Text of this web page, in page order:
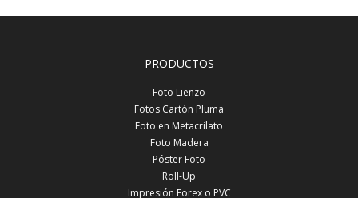
PRODUCTOS
Foto Lienzo
Fotos Cartón Pluma
Foto en Metacrilato
Foto Madera
Póster Foto
Roll-Up
Impresión Forex o PVC